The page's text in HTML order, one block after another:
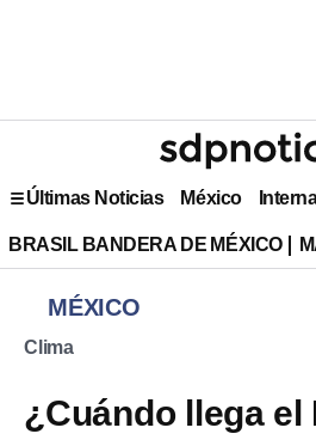
Últimas Noticias México
BRASIL BANDERA DE MÉXICO
MÉXICO
Clima
¿Cuándo llega el